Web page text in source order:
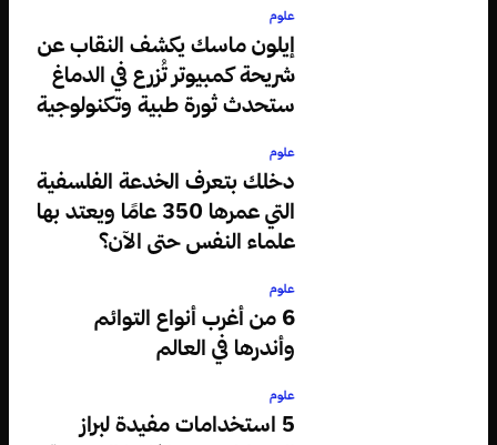
علوم
إيلون ماسك يكشف النقاب عن
شريحة كمبيوتر تُزرع في الدماغ
ستحدث ثورة طبية وتكنولوجية
علوم
دخلك بتعرف الخدعة الفلسفية
التي عمرها 350 عامًا ويعتد بها
علماء النفس حتى الآن؟
علوم
6 من أغرب أنواع التوائم
وأندرها في العالم
علوم
5 استخدامات مفيدة لبراز